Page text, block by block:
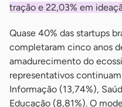
tração e 22,03% em
Quase 40% das startups
completaram cinco anos
amadurecimento do
representativos
Informação (13,74%),
Educação (8,81%). O